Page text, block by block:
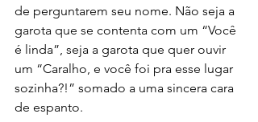
de perguntarem seu nome. Não seja a
garota que se contenta com um “Você
é linda”, seja a garota que quer ouvir
um “Caralho, e você foi pra esse lugar
sozinha?!” somado a uma sincera cara
de espanto.